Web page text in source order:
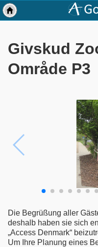
Givskud
Område P3
Die Begrüßung aller
deshalb haben sie sich
„Access Denmark“
Um Ihre Planung eines